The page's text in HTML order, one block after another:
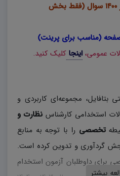
تعداد سوالات: بیش از ۱۴۰۰ سوال (فقط بخش
عمومی،اینجا کلیک کنید.
بتافایل، مجموعه‌ای کاربردی و
استخدامی کارشناس نظارت و
تخصصی را با توجه به منابع
گردآوری و تدوین کرده است.
برای داوطلبان آزمون استخدام
بیشتر